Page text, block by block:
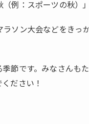
例：スポーツの秋）
ソン大会などをきっ
節です。みなさんも
ださい！